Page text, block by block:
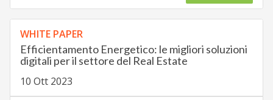
WHITE PAPER
Efficientamento Energetico: le migliori soluzioni
digitali per il settore del Real Estate
10 Ott 2023